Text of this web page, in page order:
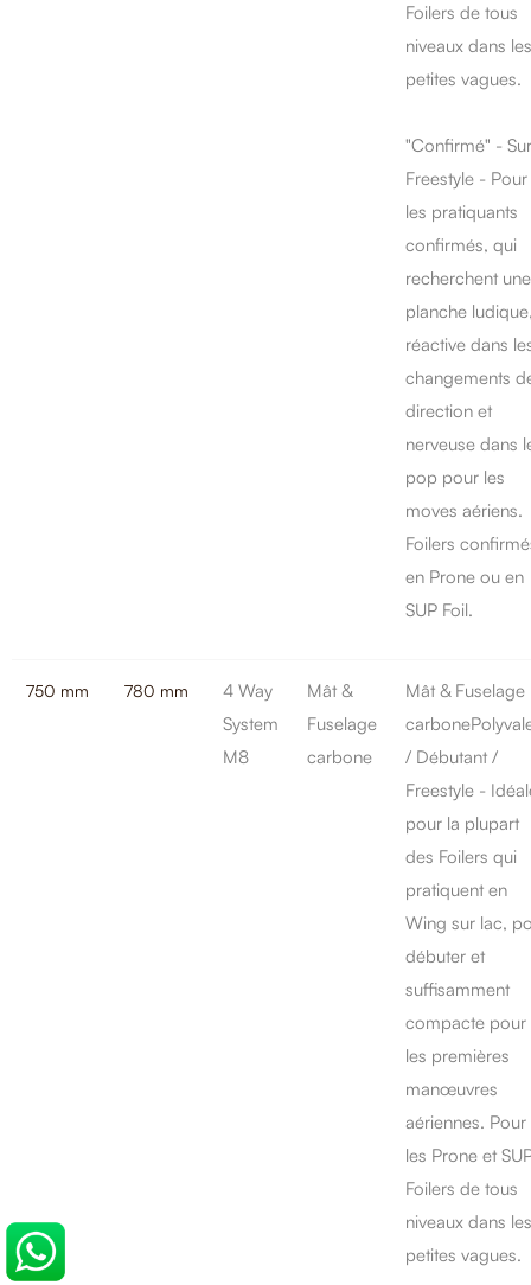
Foilers de tous
niveaux dans les
petites vagues.
"Confirmé" -
Freestyle - Pour
les pratiquants
confirmés, qui
recherchent une
planche
réactive dans
changements
direction et
nerveuse dans
pop pour les
moves aériens.
Foilers
en Prone ou en
SUP Foil.
750 mm 780 mm
4 Way
System
M8
Mât &
Fuselage
carbone
Mât & Fuselage
/ Débutant /
Freestyle -
pour la plupart
des Foilers qui
pratiquent en
Wing sur lac,
débuter et
suffisamment
compacte pour
les premières
manœuvres
aériennes. Pour
les Prone et
Foilers de tous
niveaux dans les
petites vagues.